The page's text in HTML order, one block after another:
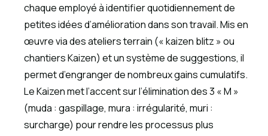
chaque employé à identifier quotidiennement de
petites idées d’amélioration dans son travail. Mis en
œuvre via des ateliers terrain (« kaizen blitz » ou
chantiers Kaizen) et un système de suggestions, il
permet d’engranger de nombreux gains cumulatifs.
Le Kaizen met l’accent sur l’élimination des 3 « M »
(muda : gaspillage, mura : irrégularité, muri :
surcharge) pour rendre les processus plus